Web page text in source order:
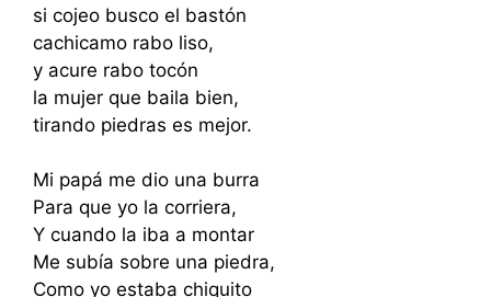
si cojeo busco el bastón
cachicamo rabo liso,
y acure rabo tocón
la mujer que baila bien,
tirando piedras es mejor.
Mi papá me dio una burra
Para que yo la corriera,
Y cuando la iba a montar
Me subía sobre una piedra,
Como yo estaba chiquito